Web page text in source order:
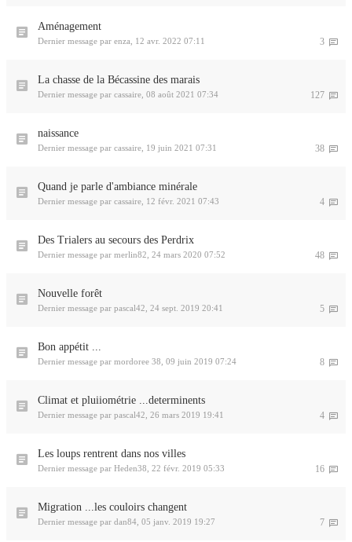
Aménagement
3
Dernier message par enza 12 avr. 2022 07:11
La chasse de la Bécassine des marais
127
Dernier message par cassaire 08 août 2021 07:34
naissance
38
Dernier message par cassaire 19 juin 2021 07:31
Quand je parle d'ambiance minérale
4
Dernier message par cassaire 12 févr. 2021 07:43
Des Trialers au secours des Perdrix
48
Dernier message par merlin82 24 mars 2020 07:52
Nouvelle forêt
5
Dernier message par pascal42 24 sept. 2019 20:41
Bon appétit ...
8
Dernier message par mordoree 38 09 juin 2019 07:24
Climat et pluiiométrie ...determinents
4
Dernier message par pascal42 26 mars 2019 19:41
Les loups rentrent dans nos villes
16
Dernier message par Heden38 22 févr. 2019 05:33
Migration ...les couloirs changent
7
Dernier message par dan84 05 janv. 2019 19:27